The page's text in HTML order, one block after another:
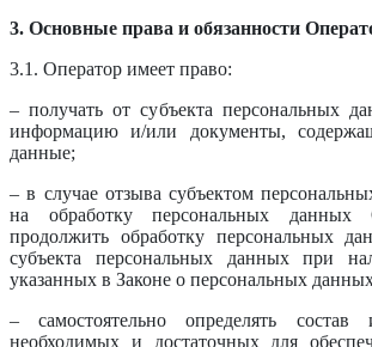
3. Основные права и обязанности
3.1. Оператор имеет право:
– получать от субъекта персональных
информацию и/или документы,
данные;
– в случае отзыва субъектом
на обработку персональных данных
продолжить обработку персональных
субъекта персональных данных при
указанных в Законе о персональных
– самостоятельно определять
необходимых и достаточных для